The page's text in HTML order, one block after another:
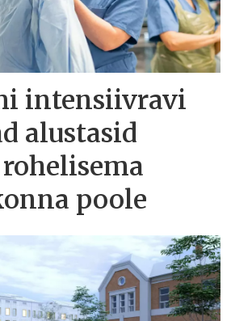
intensiivravi
alustasid
poole